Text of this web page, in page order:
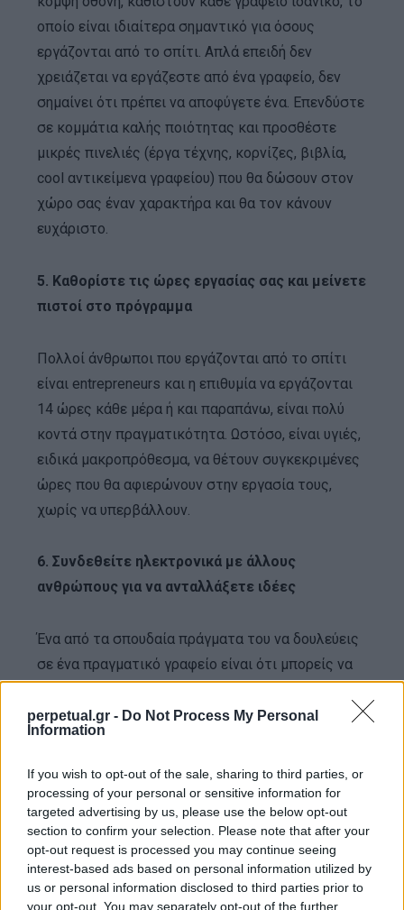
perpetual.gr - Do Not Process My Personal
Information
If you wish to opt-out of the sale, sharing to third parties, or
processing of your personal or sensitive information for
targeted advertising by us, please use the below opt-out
section to confirm your selection. Please note that after your
opt-out request is processed you may continue seeing
interest-based ads based on personal information utilized by
us or personal information disclosed to third parties prior to
your opt-out. You may separately opt-out of the further
οποίο είναι ιδιαίτερα σημαντικό για όσους
εργάζονται από το σπίτι. Απλά επειδή δεν
χρειάζεται να εργάζεστε από ένα γραφείο, δεν
σημαίνει ότι πρέπει να αποφύγετε ένα. Επενδύστε
σε κομμάτια καλής ποιότητας και προσθέστε
μικρές πινελιές (έργα τέχνης, κορνίζες, βιβλία,
cool αντικείμενα γραφείου) που θα δώσουν στον
χώρο σας έναν χαρακτήρα και θα τον κάνουν
ευχάριστο.
5. Καθορίστε τις ώρες εργασίας σας και μείνετε
πιστοί στο πρόγραμμα
Πολλοί άνθρωποι που εργάζονται από το σπίτι
είναι entrepreneurs και η επιθυμία να εργάζονται
14 ώρες κάθε μέρα ή και παραπάνω, είναι πολύ
κοντά στην πραγματικότητα. Ωστόσο, είναι υγιές,
ειδικά μακροπρόθεσμα, να θέτουν συγκεκριμένες
ώρες που θα αφιερώνουν στην εργασία τους,
χωρίς να υπερβάλλουν.
6. Συνδεθείτε ηλεκτρονικά με άλλους
ανθρώπους για να ανταλλάξετε ιδέες
Ένα από τα σπουδαία πράγματα του να δουλεύεις
σε ένα πραγματικό γραφείο είναι ότι μπορείς να
Όταν όμως δουλεύεις solo στο σπίτι, αυτό δεν
είναι πάντα διαθέσιμο. Γι ‘αυτό μια έξυπνη κίνηση
είναι να κάνετε φίλους μερικούς ανθρώπους που
εργάζονται στον ίδιο τομέα με εσάς, όπου
μπορείτε να εκτελείτε πράγματα ενώ συγχρόνως
συνομιλείτε μαζί τους μέσω chat. Ένα ιδιωτικό
Facebook Group είναι ένας πολύ καλός τρόπος για
να οργανώσετε και να κάνετε πιο εύκολα αυτές